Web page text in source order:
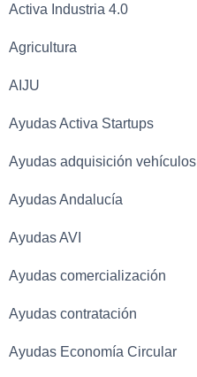
Activa Industria 4.0
Agricultura
AIJU
Ayudas Activa Startups
Ayudas adquisición vehículos
Ayudas Andalucía
Ayudas AVI
Ayudas comercialización
Ayudas contratación
Ayudas Economía Circular